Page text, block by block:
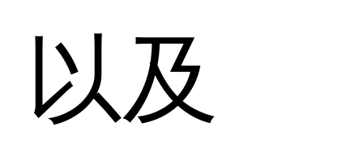
以及